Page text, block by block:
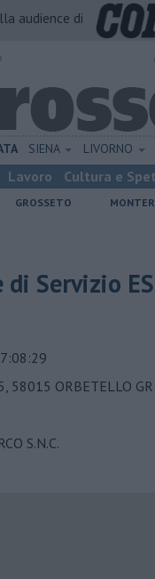
audience di
SIENA LIVORNO
Lavoro Cultura e
GROSSETO
Servizio
58015 ORBETELLO GR
S.N.C.